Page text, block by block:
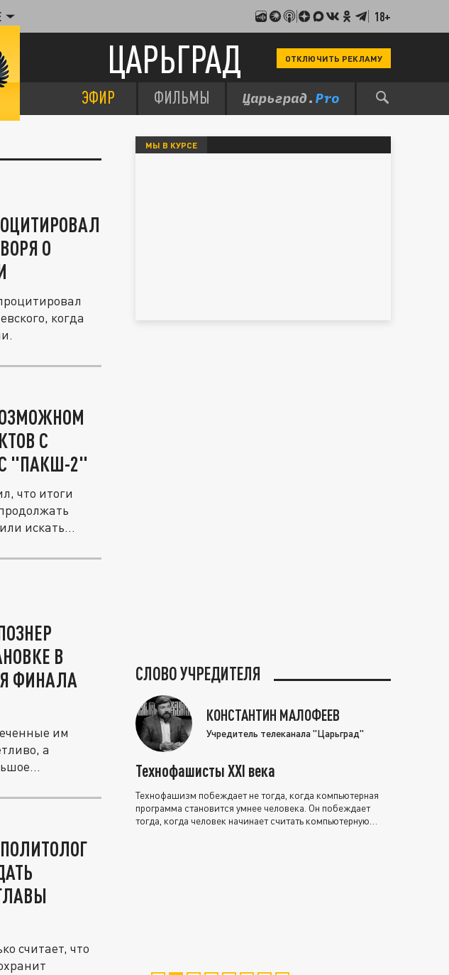
18+
ЦАРЬГРАД ОТКЛЮЧИТЬ РЕКЛАМУ
ЭФИР ФИЛЬМЫ
О
когда
С
"ПАКШ-2"
что итоги
искать...
В
ФИНАЛА
им
а
считает, что
МЫ В КУРСЕ
СЛОВО УЧРЕДИТЕЛЯ
КОНСТАНТИН МАЛОФЕЕВ
Учредитель телеканала "Царьград"
Технофашисты XXI века
Технофашизм побеждает не тогда, когда компьютерная
программа становится умнее человека. Он побеждает
тогда, когда человек начинает считать компьютерную